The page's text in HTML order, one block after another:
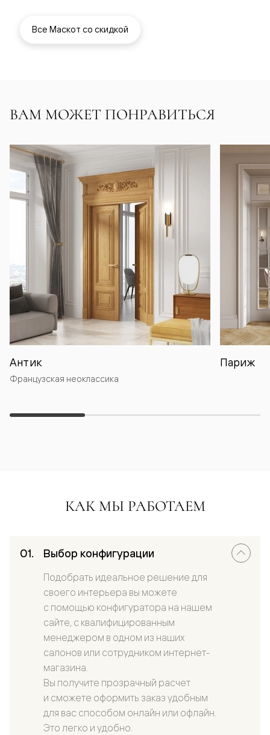
Все Маскот со скидкой
ВАМ МОЖЕТ ПОНРАВИТЬСЯ
Антик
Французская неоклассика
Париж
КАК МЫ РАБОТАЕМ
Выбор конфигурации
Подобрать идеальное решение для
своего интерьера вы можете
с помощью конфигуратора на нашем
сайте, с квалифицированным
менеджером в одном из наших
салонов или сотрудником интернет-
магазина.
Вы получите прозрачный расчет
и сможете оформить заказ удобным
для вас способом онлайн или офлайн.
Это легко и удобно.